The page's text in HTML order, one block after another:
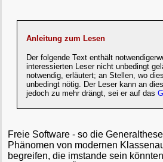
Anleitung zum Lesen
Der folgende Text enthält
interessierten Leser nicht unbedingt
notwendig, erläutert; an Stellen, wo
unbedingt nötig. Der Leser kann an
jedoch zu mehr drängt, sei er auf das
Freie Software - so die
Phänomen von modernen
begreifen, die imstande sein